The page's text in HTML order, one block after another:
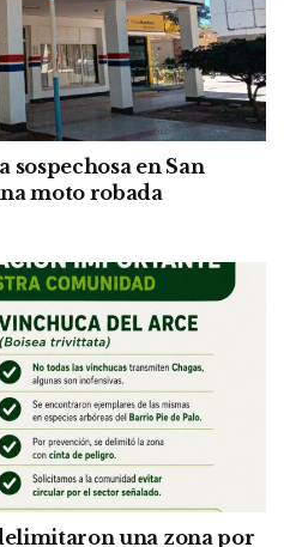
sospechosa en San
moto robada
una zona por